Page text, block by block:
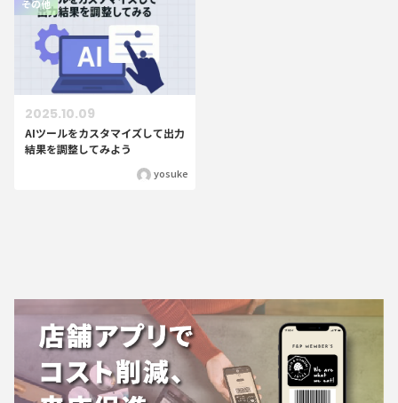
その他
AIツールをカスタマイズして出力
結果を調整してみよう
2025.10.09
yosuke